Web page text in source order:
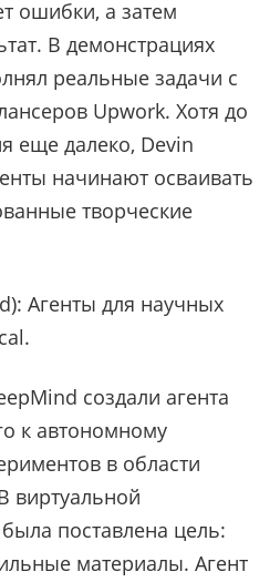
ошибки, а затем
В демонстрациях
реальные задачи с
Upwork. Хотя до
еще далеко, Devin
начинают осваивать
творческие
Агенты для научных
создали агента
к автономному
в области
виртуальной
поставлена цель:
материалы. Агент